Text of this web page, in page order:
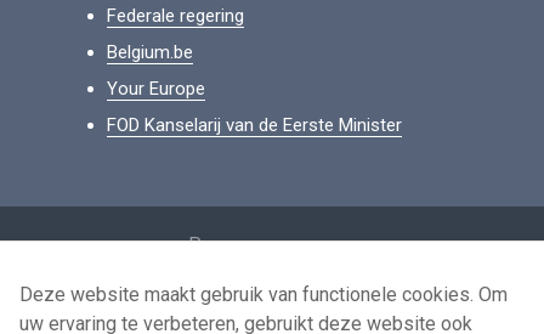
Federale regering
Belgium.be
Your Europe
FOD Kanselarij van de Eerste Minister
Persoonsgegevens
Voorwaarden voor het hergebruik
Deze website maakt gebruik van functionele cookies. Om
uw ervaring te verbeteren, gebruikt deze website ook